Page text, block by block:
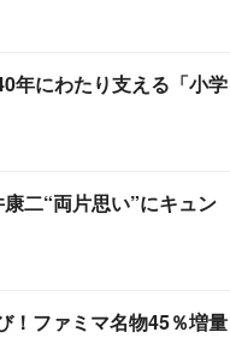
年にわたり支える「小学
二“両片思い”にキュン
！ファミマ名物45％増量